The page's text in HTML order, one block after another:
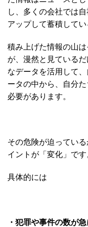
し、多くの会社では
アップして蓄積してい
積み上げた情報の山
が、漫然と見ている
なデータを活用して
ータの中から、自分
必要があります。
その危険が迫ってい
イントが「変化」です
具体的には
・犯罪や事件の数が